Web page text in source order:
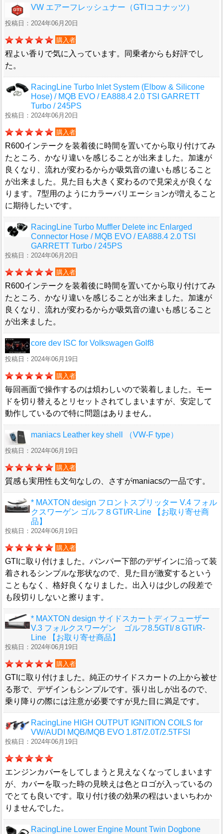
VW エアーフレッシュナー（GTIココナッツ）
投稿日：2024年06月20日
購入者
程よい香りで気に入っています。同乗者からも好評でし
た。
RacingLine Turbo Inlet System (Elbow & Silicone
Hose) / MQB EVO / EA888.4 2.0 TSI GARRETT
Turbo / 245PS
投稿日：2024年06月20日
購入者
R600インテークを装着後に時間を置いてから取り付けてみ
たところ、かなり違いを感じることが出来ました。加速が
良くなり、流れが変わるからか吸気音の違いも感じること
が出来ました。見た目も大きく変わるので見栄えが良くな
ります。7型用のようにカラーバリエーションが増えること
に期待したいです。
RacingLine Turbo Muffler Delete inc Enlarged
Connector Hose / MQB EVO / EA888.4 2.0 TSI
GARRETT Turbo / 245PS
投稿日：2024年06月20日
購入者
R600インテークを装着後に時間を置いてから取り付けてみ
たところ、かなり違いを感じることが出来ました。加速が
良くなり、流れが変わるからか吸気音の違いも感じること
が出来ました。
core dev ISC for Volkswagen Golf8
投稿日：2024年06月19日
購入者
毎回画面で操作するのは煩わしいので装着しました。モー
ドを切り替えるとリセットされてしまいますが、安定して
動作しているので特に問題はありません。
maniacs Leather key shell （VW-F type）
投稿日：2024年06月19日
購入者
質感も実用性も文句なしの、さすがmaniacsの一品です。
* MAXTON design フロントスプリッター V.4 フォル
クスワーゲン ゴルフ８GTI/R-Line 【お取り寄せ商
品】
投稿日：2024年06月19日
購入者
GTIに取り付けました。パンパー下部のデザインに沿って装
着されるシンプルな形状なので、見た目が激変するという
こともなく、格好良くなりました。出入りは少しの段差で
も段切りしないと擦ります。
* MAXTON design サイドスカートディフューザー
V.3 フォルクスワーゲン ゴルフ8.5GTI/８GTI/R-
Line 【お取り寄せ商品】
投稿日：2024年06月19日
購入者
GTIに取り付けました。純正のサイドスカートの上から被せ
る形で、デザインもシンプルです。張り出しが出るので、
乗り降りの際には注意が必要ですが見た目に満足です。
RacingLine HIGH OUTPUT IGNITION COILS for
VW/AUDI MQB/MQB EVO 1.8T/2.0T/2.5TFSI
投稿日：2024年06月19日
エンジンカバーをしてしまうと見えなくなってしまいます
が、カバーを取った時の見映えは色とロゴが入っているの
でとても良いです。取り付け後の効果の程はいまいちわか
りませんでした。
RacingLine Lower Engine Mount Twin Dogbone